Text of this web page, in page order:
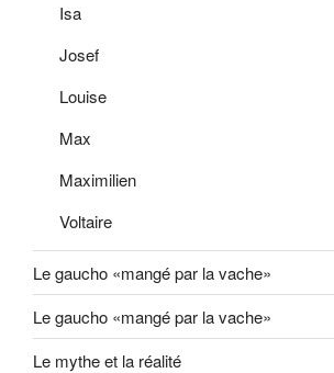
Isa
Josef
Louise
Max
Maximilien
Voltaire
Le gaucho «mangé par la vache»
Le gaucho «mangé par la vache»
Le mythe et la réalité